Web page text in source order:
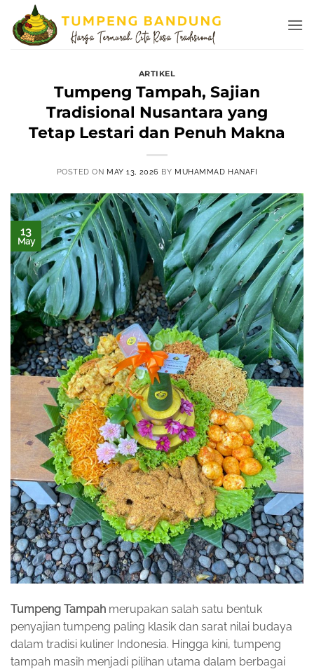
content
ARTIKEL
Tumpeng Tampah, Sajian
Tradisional Nusantara yang
Tetap Lestari dan Penuh Makna
POSTED ON MAY 13, 2026 BY MUHAMMAD HANAFI
13
May
Tumpeng Tampah merupakan salah satu bentuk
penyajian tumpeng paling klasik dan sarat nilai budaya
dalam tradisi kuliner Indonesia. Hingga kini, tumpeng
tampah masih menjadi pilihan utama dalam berbagai